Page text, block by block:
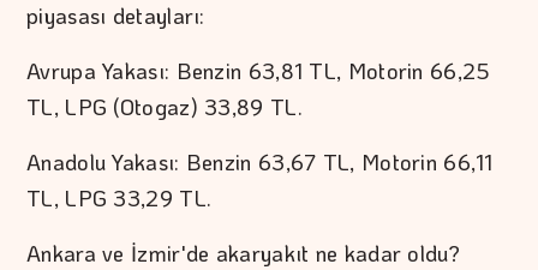
piyasası detayları:
Avrupa Yakası: Benzin 63,81 TL, Motorin 66,25
TL, LPG (Otogaz) 33,89 TL.
Anadolu Yakası: Benzin 63,67 TL, Motorin 66,11
TL, LPG 33,29 TL.
Ankara ve İzmir'de akaryakıt ne kadar oldu?